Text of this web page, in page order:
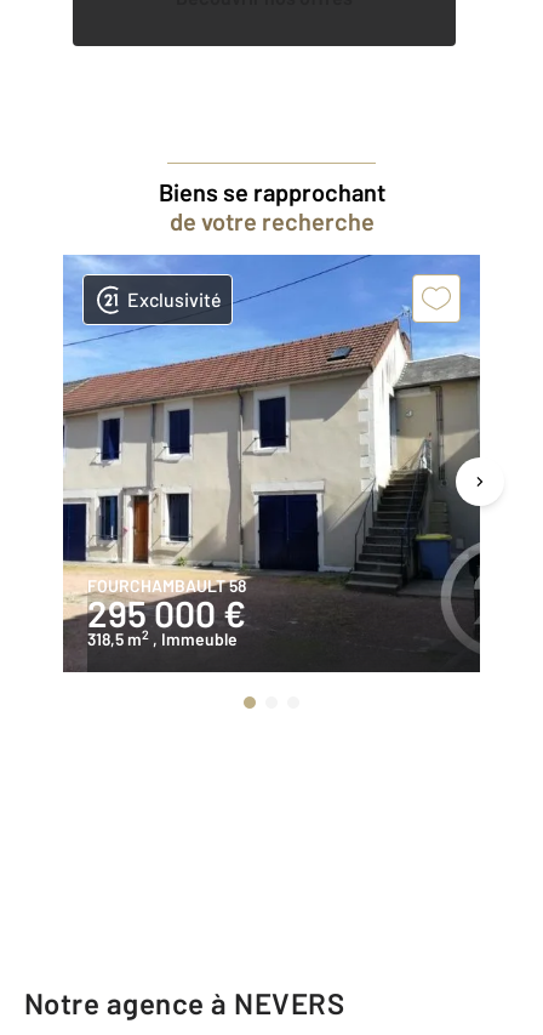
Biens se rapprochant
de votre recherche
Exclusivité
FOURCHAMBAULT 58
295 000 €
318,5 m2 , Immeuble
Notre agence à NEVERS